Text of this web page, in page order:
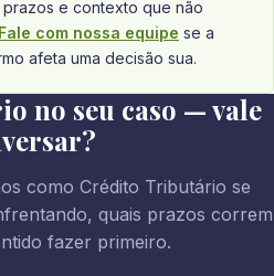
e contexto que não
Fale com nossa equipe se a
afeta uma decisão sua.
no seu caso — vale
como Crédito Tributário se
quais prazos correm
fazer primeiro.